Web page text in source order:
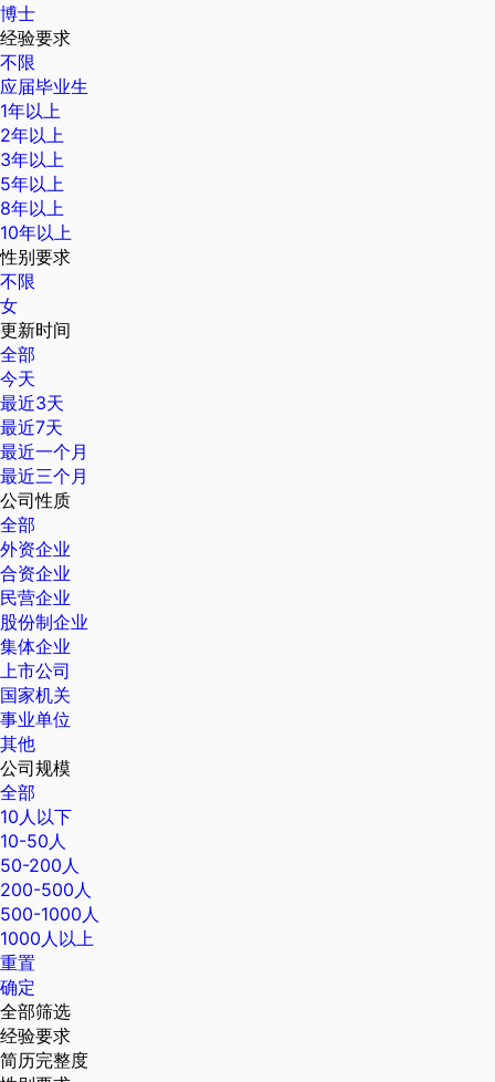
博士
经验要求
不限
应届毕业生
1年以上
2年以上
3年以上
5年以上
8年以上
10年以上
性别要求
不限
女
更新时间
全部
今天
最近3天
最近7天
最近一个月
最近三个月
公司性质
全部
外资企业
合资企业
民营企业
股份制企业
集体企业
上市公司
国家机关
事业单位
其他
公司规模
全部
10人以下
10-50人
50-200人
200-500人
500-1000人
1000人以上
重置
确定
全部筛选
经验要求
简历完整度